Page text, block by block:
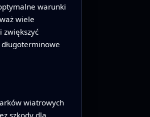
warunki
wiele
zwiększyć
wiatrowych
szkody dla